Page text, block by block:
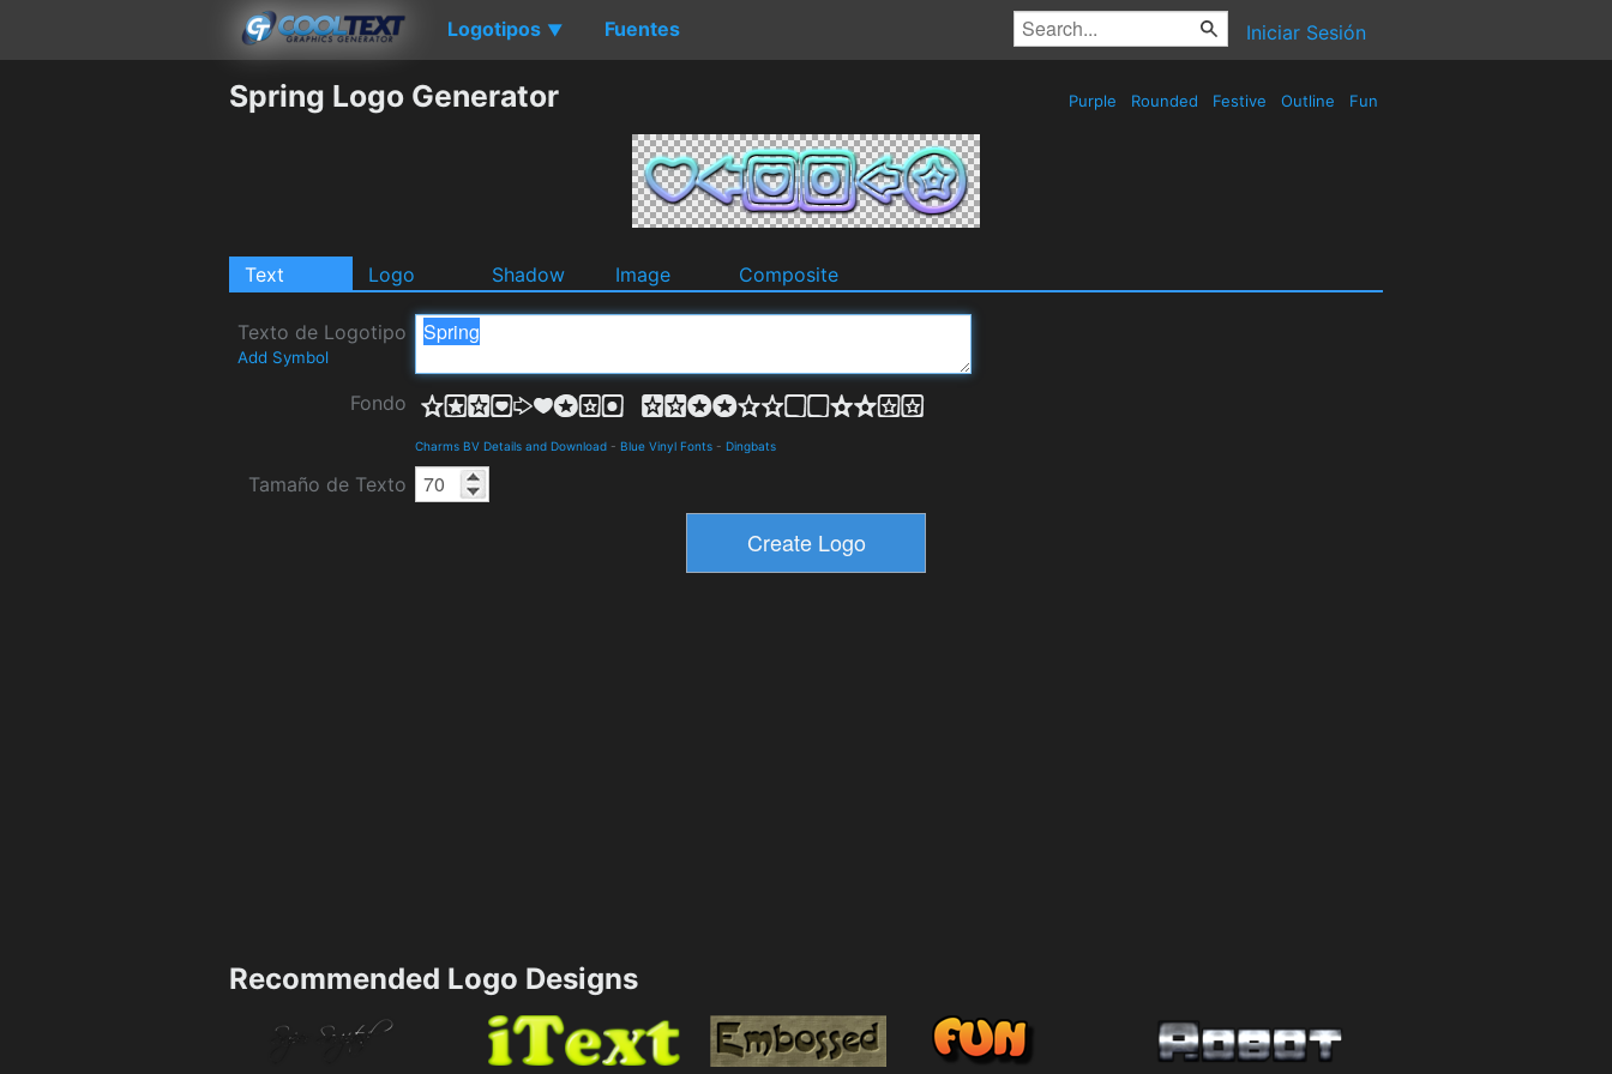
Logotipos ▼ Fuentes Iniciar Sesión
Spring Logo Generator Purple Rounded Festive Outline Fun
Text Logo Shadow Image Composite
Texto de Logotipo
Add Symbol
Fondo
Charms BV Details and Download - Blue Vinyl Fonts - Dingbats
Tamaño de Texto
Recommended Logo Designs